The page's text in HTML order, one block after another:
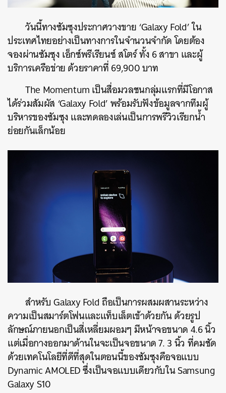
วันนี้ทางซัมซุงประกาศวางขาย‘Galaxy Fold’ ใน
ประเทศไทยอย่างเป็นทางการในจำนวนจำกัด โดยต้อง
จองผ่านซัมซุง เอ็กซ์พรีเรียนซ์ สโตร์ ทั้ง 6 สาขา และผู้
บริการเครือข่าย ด้วยราคาที่ 69,900 บาท
The Momentum เป็นสื่อมวลชนกลุ่มแรกที่มีโอกาส
ได้ร่วมสัมผัส ‘Galaxy Fold’ พร้อมรับฟังข้อมูลจากทีมผู้
บริหารของซัมซุง และทดลองเล่นเป็นการพรีวิวเรียกน้ำ
ย่อยกันเล็กน้อย
สำหรับ Galaxy Fold ถือเป็นการผสมผสานระหว่าง
ความเป็นสมาร์ตโฟนและแท็บเล็ตเข้าด้วยกัน ด้วยรูป
ลักษณ์ภายนอกเป็นสี่เหลี่ยมผอมๆ มีหน้าจอขนาด 4.6 นิ้ว
แต่เมื่อกางออกมาด้านในจะเป็นจอขนาด 7. 3 นิ้ว ที่คมชัด
ด้วยเทคโนโลยีที่ดีที่สุดในตอนนี้ของซัมซุงคือจอแบบ
Dynamic AMOLED ซึ่งเป็นจอแบบเดียวกับในSamsung
Galaxy S10